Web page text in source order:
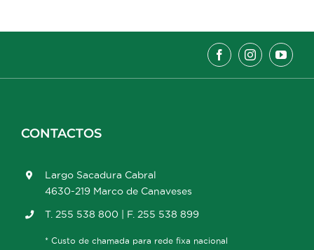
CONTACTOS
Largo Sacadura Cabral
4630-219 Marco de Canaveses
T. 255 538 800 | F. 255 538 899
* Custo de chamada para rede fixa nacional